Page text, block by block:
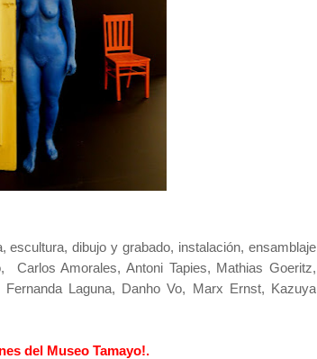
dibujo y grabado, instalación, ensamblaje
Carlos Amorales, Antoni Tapies, Mathias Goeritz,
Laguna, Danho Vo, Marx Ernst, Kazuya
del Museo Tamayo!.